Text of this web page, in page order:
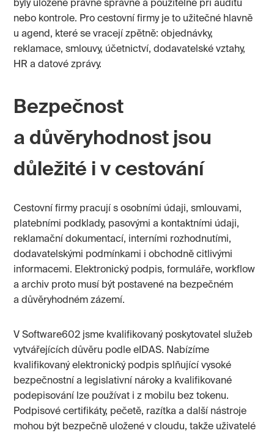
byly uložené právně správně a použitelné při auditu
nebo kontrole. Pro cestovní firmy je to užitečné hlavně
u agend, které se vracejí zpětně: objednávky,
reklamace, smlouvy, účetnictví, dodavatelské vztahy,
HR a datové zprávy.
Bezpečnost
a důvěryhodnost jsou
důležité i v cestování
Cestovní firmy pracují s osobními údaji, smlouvami,
platebními podklady, pasovými a kontaktními údaji,
reklamační dokumentací, interními rozhodnutími,
dodavatelskými podmínkami i obchodně citlivými
informacemi. Elektronický podpis, formuláře, workflow
a archiv proto musí být postavené na bezpečném
a důvěryhodném zázemí.
V Software602 jsme kvalifikovaný poskytovatel služeb
vytvářejících důvěru podle eIDAS. Nabízíme
kvalifikovaný elektronický podpis splňující vysoké
bezpečnostní a legislativní nároky a kvalifikované
podepisování lze používat i z mobilu bez tokenu.
Podpisové certifikáty, pečetě, razítka a další nástroje
mohou být bezpečně uložené v cloudu, takže uživatelé